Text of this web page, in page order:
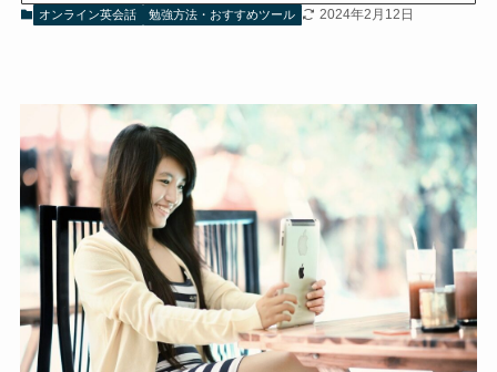
オンライン英会話 勉強方法・おすすめツール 2024年2月12日